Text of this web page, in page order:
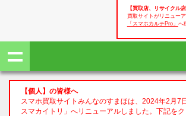
【買取店、リサイクル
買取サイトがリニューア
「スマホカルテPro」 へ
【個人】の皆様へ
スマホ買取サイトみんなのすまほは、2024年2月7
スマカイトリ」へリニューアルしました。下記を